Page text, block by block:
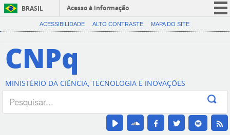
BRASIL
Acesso à informação
CORONAVÍRUS (COVID-19)
Canais
ACESSIBILIDADE ALTO CONTRASTE MAPA DO SITE
CNPq
MINISTÉRIO DA CIÊNCIA, TECNOLOGIA E INOVAÇÕES